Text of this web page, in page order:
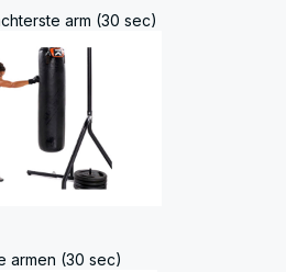
arm (30 sec)
armen (30 sec)